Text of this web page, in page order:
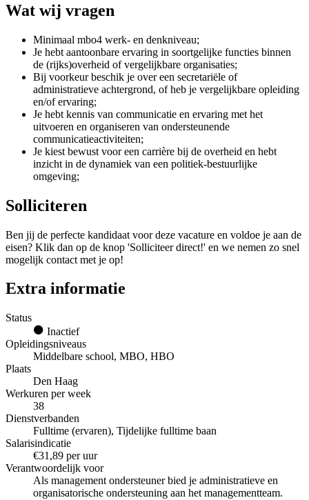
Wat wij vragen
Minimaal mbo4 werk- en denkniveau;
Je hebt aantoonbare ervaring in soortgelijke functies binnen
de (rijks)overheid of vergelijkbare organisaties;
Bij voorkeur beschik je over een secretariële of
administratieve achtergrond, of heb je vergelijkbare opleiding
en/of ervaring;
Je hebt kennis van communicatie en ervaring met het
uitvoeren en organiseren van ondersteunende
communicatieactiviteiten;
Je kiest bewust voor een carrière bij de overheid en hebt
inzicht in de dynamiek van een politiek-bestuurlijke
omgeving;
Solliciteren
Ben jij de perfecte kandidaat voor deze vacature en voldoe je aan de
eisen? Klik dan op de knop 'Solliciteer direct!' en we nemen zo snel
mogelijk contact met je op!
Extra informatie
Status
Inactief
Opleidingsniveaus
Middelbare school, MBO, HBO
Plaats
Den Haag
Werkuren per week
38
Dienstverbanden
Fulltime (ervaren), Tijdelijke fulltime baan
Salarisindicatie
€31,89 per uur
Verantwoordelijk voor
Als management ondersteuner bied je administratieve en
organisatorische ondersteuning aan het managementteam.